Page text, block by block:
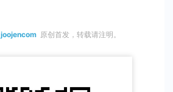
joojencom原创首发，转载请注明。